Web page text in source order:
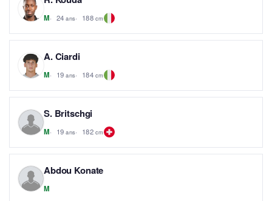
M 24 ans 188 cm
A. Ciardi
M 19 ans 184 cm
S. Britschgi
M 19 ans 182 cm
Abdou Konate
M